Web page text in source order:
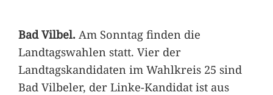
Bad Vilbel.Am Sonntag finden die
Landtagswahlen statt. Vier der
Landtagskandidaten im Wahlkreis 25 sind
Bad Vilbeler, der Linke-Kandidat ist aus